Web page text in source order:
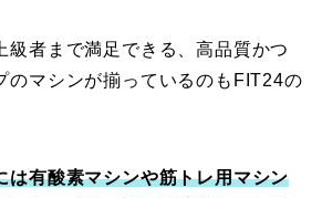
級者まで満足できる、高品質かつ
のマシンが揃っているのもFIT24の
は有酸素マシンや筋トレ用マシン